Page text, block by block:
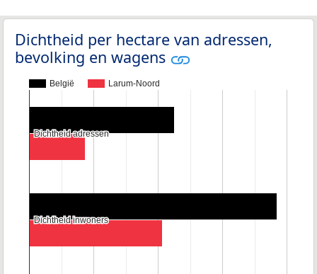
Dichtheid per hectare van adressen,
bevolking en wagens
België Larum-Noord
Dichtheid adressen
Dichtheid adressen
Dichtheid inwoners
Dichtheid inwoners